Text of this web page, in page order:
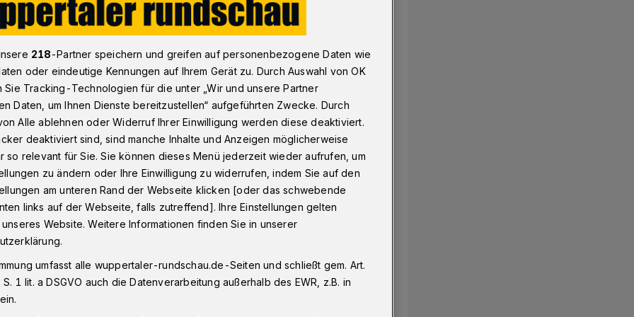
Viertel geschrumpft
Viertel
mögen manche Schüler
wird das jetzt wahr — und gedreht wird
218-Partner speichern und greifen auf personenbezogene Daten wie
oder eindeutige Kennungen auf Ihrem Gerät zu. Durch Auswahl von OK
Sie Tracking-Technologien für die unter „Wir und unsere Partner
Daten, um Ihnen Dienste bereitzustellen“ aufgeführten Zwecke. Durch
Alle ablehnen oder Widerruf Ihrer Einwilligung werden diese deaktiviert.
deaktiviert sind, sind manche Inhalte und Anzeigen möglicherweise
so relevant für Sie. Sie können dieses Menü jederzeit wieder aufrufen, um
zu ändern oder Ihre Einwilligung zu widerrufen, indem Sie auf den
am unteren Rand der Webseite klicken [oder das schwebende
links auf der Webseite, falls zutreffend]. Ihre Einstellungen gelten
Website. Weitere Informationen finden Sie in unserer
umfasst alle wuppertaler-rundschau.de-Seiten und schließt gem. Art.
1 lit. a DSGVO auch die Datenverarbeitung außerhalb des EWR, z.B. in